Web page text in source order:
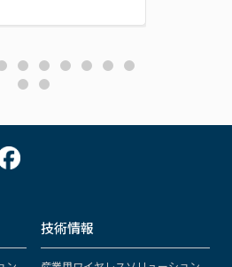
技術情報